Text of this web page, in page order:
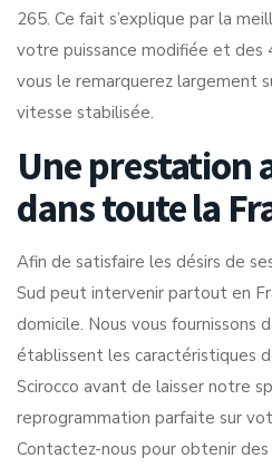
265. Ce fait s’explique par la
votre puissance modifiée et des
vous le remarquerez largement
vitesse stabilisée.
Une prestation
dans toute la
Afin de satisfaire les désirs de
Sud peut intervenir partout en
domicile. Nous vous fournissons
établissent les caractéristiques
Scirocco avant de laisser notre
reprogrammation parfaite sur
Contactez-nous pour obtenir